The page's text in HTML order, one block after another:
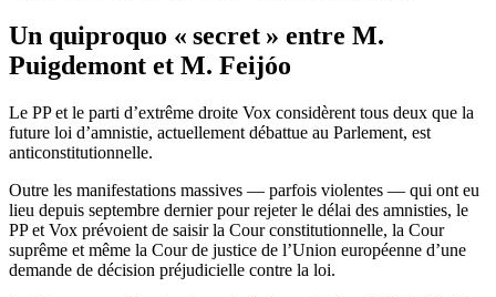
Un quiproquo « secret » entre M.
Puigdemont et M. Feijóo
Le PP et le parti d’extrême droite Vox considèrent tous deux que la
future loi d’amnistie, actuellement débattue au Parlement, est
anticonstitutionnelle.
Outre les manifestations massives — parfois violentes — qui ont eu
lieu depuis septembre dernier pour rejeter le délai des amnisties, le
PP et Vox prévoient de saisir la Cour constitutionnelle, la Cour
suprême et même la Cour de justice de l’Union européenne d’une
demande de décision préjudicielle contre la loi.